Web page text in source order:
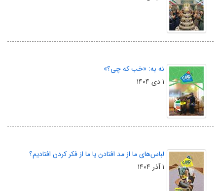
نه به: «خب که چی؟»
۱ دی ۱۴۰۴
لباس‌های ما از مد افتادن یا ما از فکر کردن افتادیم؟
۱ آذر ۱۴۰۴